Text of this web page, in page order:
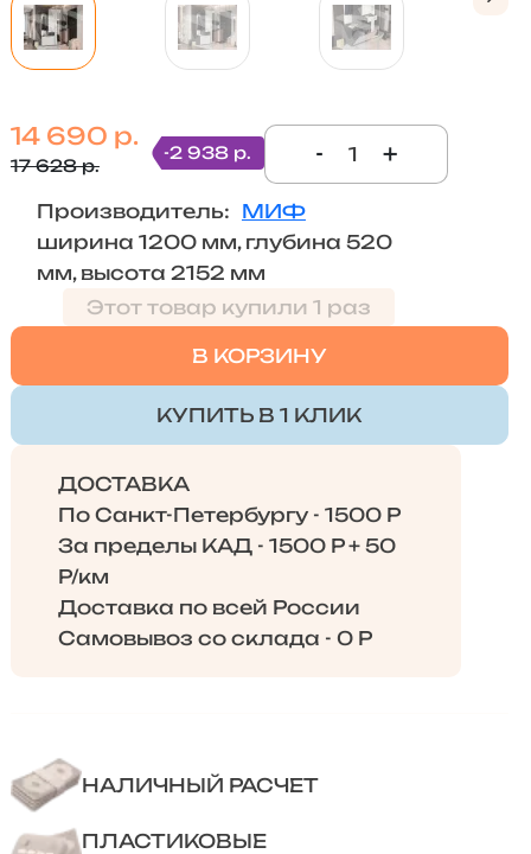
14 690 р.
17 628 р.
-2 938 р. - +
Производитель: МИФ
ширина 1200 мм, глубина 520
мм, высота 2152 мм
Этот товар купили 1 раз
В КОРЗИНУ
КУПИТЬ В 1 КЛИК
ДОСТАВКА
По Санкт-Петербургу - 1500 Р
За пределы КАД - 1500 Р + 50
Р/км
Доставка по всей России
Самовывоз со склада - 0 Р
НАЛИЧНЫЙ РАСЧЕТ
ПЛАСТИКОВЫЕ